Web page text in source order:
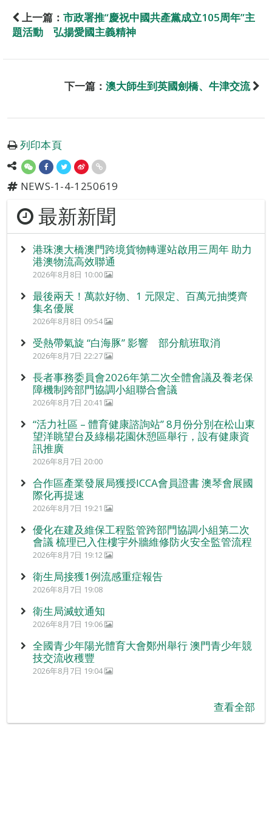
上一篇： 市政署推“慶祝中國共產黨成立105周年”主
題活動 弘揚愛國主義精神
下一篇： 澳大師生到英國劍橋、牛津交流
列印本頁
NEWS-1-4-1250619
最新新聞
港珠澳大橋澳門跨境貨物轉運站啟用三周年 助力
港澳物流高效聯通
2026年8月8日 10:00
最後兩天！萬款好物、1 元限定、百萬元抽獎齊
集名優展
2026年8月8日 09:54
受熱帶氣旋 “白海豚” 影響 部分航班取消
2026年8月7日 22:27
長者事務委員會2026年第二次全體會議及養老保
障機制跨部門協調小組聯合會議
2026年8月7日 20:41
“活力社區 – 體育健康諮詢站” 8月份分別在松山東
望洋眺望台及綠楊花園休憩區舉行，設有健康資
訊推廣
2026年8月7日 20:00
合作區產業發展局獲授ICCA會員證書 澳琴會展國
際化再提速
2026年8月7日 19:21
優化在建及維保工程監管跨部門協調小組第二次
會議 梳理已入住樓宇外牆維修防火安全監管流程
2026年8月7日 19:12
衛生局接獲1例流感重症報告
2026年8月7日 19:08
衛生局滅蚊通知
2026年8月7日 19:06
全國青少年陽光體育大會鄭州舉行 澳門青少年競
技交流收穫豐
2026年8月7日 19:04
查看全部